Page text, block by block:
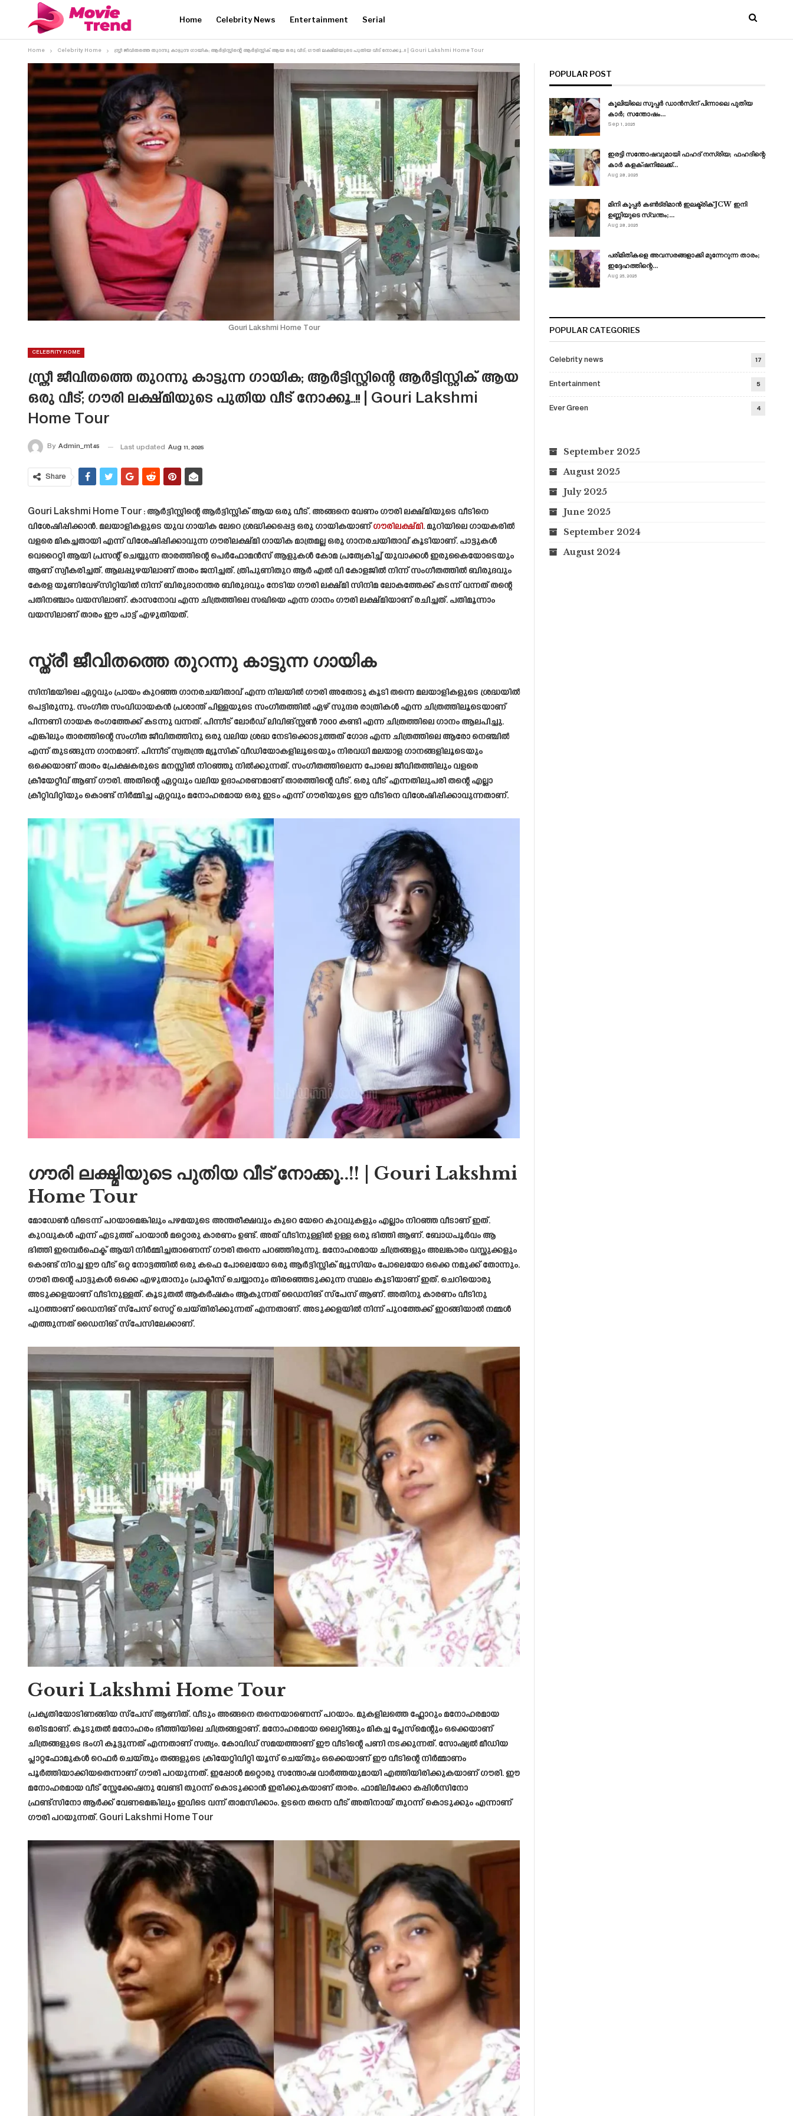
Home Celebrity News Entertainment Serial
Home Celebrity Home സ്ത്രീ ജീവിതത്തെ തുറന്നു കാട്ടുന്ന ഗായിക; ആർട്ടിസ്റ്റിന്റെ ആർട്ടിസ്റ്റിക് ആയ ഒരു വീട്; ഗൗരി ലക്ഷ്മിയുടെ പുതിയ വീട് നോക്കൂ..!! | Gouri Lakshmi Home Tour
Gouri Lakshmi Home Tour
CELEBRITY HOME
സ്ത്രീ ജീവിതത്തെ തുറന്നു കാട്ടുന്ന ഗായിക; ആർട്ടിസ്റ്റിന്റെ ആർട്ടിസ്റ്റിക് ആയ
ഒരു വീട്; ഗൗരി ലക്ഷ്മിയുടെ പുതിയ വീട് നോക്കൂ..!! | Gouri Lakshmi
Home Tour
By Admin_mt45 Last updated Aug 11, 2025
Share
Gouri Lakshmi Home Tour : ആർട്ടിസ്റ്റിന്റെ ആർട്ടിസ്റ്റിക് ആയ ഒരു വീട്. അങ്ങനെ വേണം ഗൗരി ലക്ഷ്മിയുടെ വീടിനെ
വിശേഷിപ്പിക്കാൻ. മലയാളികളുടെ യുവ ഗായിക ലേറെ ശ്രദ്ധിക്കപ്പെട്ട ഒരു ഗായികയാണ്ഗൗരിലക്ഷ്മി. മുറിയിലെ ഗായകരിൽ
വളരെ മികച്ചതായി എന്ന് വിശേഷിപ്പിക്കാവുന്ന ഗൗരിലക്ഷ്മി ഗായിക മാത്രമല്ല ഒരു ഗാനരചയിതാവ് കൂടിയാണ്. പാട്ടുകൾ
വെറൈറ്റി ആയി പ്രസന്റ് ചെയ്യുന്ന താരത്തിന്റെ പെർഫോമൻസ് ആളുകൾ കോമ പ്രത്യേകിച്ച് യുവാക്കൾ ഇരുകൈയോടെയും
ആണ് സ്വീകരിച്ചത്. ആലപ്പുഴയിലാണ് താരം ജനിച്ചത്. ത്രിപുണിതുറ ആർ എൽ വി കോളജിൽ നിന്ന് സംഗീതത്തിൽ ബിരുദവും
കേരള യൂണിവേഴ്സിറ്റിയിൽ നിന്ന് ബിരുദാനന്തര ബിരുദവും നേടിയ ഗൗരി ലക്ഷ്മി സിനിമ ലോകത്തേക്ക് കടന്ന് വന്നത് തന്റെ
പതിനഞ്ചാം വയസിലാണ്. കാസനോവ എന്ന ചിത്രത്തിലെ സഖിയെ എന്ന ഗാനം ഗൗരി ലക്ഷ്മിയാണ് രചിച്ചത്. പതിമൂന്നാം
വയസിലാണ് താരം ഈ പാട്ട് എഴുതിയത്.
സ്ത്രീ ജീവിതത്തെ തുറന്നു കാട്ടുന്ന ഗായിക
സിനിമയിലെ ഏറ്റവും പ്രായം കുറഞ്ഞ ഗാനരചയിതാവ് എന്ന നിലയിൽ ഗൗരി അതോടു കൂടി തന്നെ മലയാളികളുടെ ശ്രദ്ധയിൽ
പെട്ടിരുന്നു. സംഗീത സംവിധായകൻ പ്രശാന്ത് പിള്ളയുടെ സംഗീതത്തിൽ ഏഴ് സുന്ദര രാത്രികൾ എന്ന ചിത്രത്തിലൂടെയാണ്
പിന്നണി ഗായക രംഗത്തേക്ക് കടന്നു വന്നത്. പിന്നീട് ലോർഡ് ലിവിങ്സ്റ്റൺ 7000 കണ്ടി എന്ന ചിത്രത്തിലെ ഗാനം ആലപിച്ചു.
എങ്കിലും താരത്തിന്റെ സംഗീത ജീവിതത്തിനു ഒരു വലിയ ശ്രദ്ധ നേടിക്കൊടുത്തത് ഗോദ എന്ന ചിത്രത്തിലെ ആരോ നെഞ്ചിൽ
എന്ന് തുടങ്ങുന്ന ഗാനമാണ്. പിന്നീട് സ്വതന്ത്ര മ്യൂസിക് വീഡിയോകളിലൂടെയും നിരവധി മലയാള ഗാനങ്ങളിലൂടെയും
ഒക്കെയാണ് താരം പ്രേക്ഷകരുടെ മനസ്സിൽ നിറഞ്ഞു നിൽക്കുന്നത്. സംഗീതത്തിലെന്ന പോലെ ജീവിതത്തിലും വളരെ
ക്രീയേറ്റീവ് ആണ് ഗൗരി. അതിന്റെ ഏറ്റവും വലിയ ഉദാഹരണമാണ് താരത്തിന്റെ വീട്. ഒരു വീട് എന്നതിലുപരി തന്റെ എല്ലാ
ക്രീറ്റിവിറ്റിയും കൊണ്ട് നിർമ്മിച്ച ഏറ്റവും മനോഹരമായ ഒരു ഇടം എന്ന് ഗൗരിയുടെ ഈ വീടിനെ വിശേഷിപ്പിക്കാവുന്നതാണ്.
ഗൗരി ലക്ഷ്മിയുടെ പുതിയ വീട് നോക്കൂ..!! | Gouri Lakshmi
Home Tour
മോഡേൺ വീടെന്ന് പറയാമെങ്കിലും പഴമയുടെ അന്തരീക്ഷവും കുറെ യേറെ കുറവുകളും എല്ലാം നിറഞ്ഞ വീടാണ് ഇത്.
കുറവുകൾ എന്ന് എടുത്ത് പറയാൻ മറ്റൊരു കാരണം ഉണ്ട്. അത് വീടിനുള്ളിൽ ഉള്ള ഒരു ഭിത്തി ആണ്. ബോധപൂർവം ആ
ഭിത്തി ഇമ്പെർഫെക്ട് ആയി നിർമ്മിച്ചതാണെന്ന് ഗൗരി തന്നെ പറഞ്ഞിരുന്നു. മനോഹരമായ ചിത്രങ്ങളും അലങ്കാരം വസ്തുക്കളും
കൊണ്ട് നിറച്ച ഈ വീട് ഒറ്റ നോട്ടത്തിൽ ഒരു കഫെ പോലെയോ ഒരു ആർട്ടിസ്റ്റിക് മ്യൂസിയം പോലെയോ ഒക്കെ നമുക്ക് തോന്നും.
ഗൗരി തന്റെ പാട്ടുകൾ ഒക്കെ എഴുതാനും പ്രാക്ടീസ് ചെയ്യാനും തിരഞ്ഞെടുക്കുന്ന സ്ഥലം കൂടിയാണ് ഇത്. ചെറിയൊരു
അടുക്കളയാണ് വീടിനുള്ളത്. കൂടുതൽ ആകർഷകം ആകുന്നത് ഡൈനിങ് സ്പേസ് ആണ്. അതിനു കാരണം വീടിനു
പുറത്താണ് ഡൈനിങ് സ്പേസ് സെറ്റ് ചെയ്തിരിക്കുന്നത് എന്നതാണ്. അടുക്കളയിൽ നിന്ന് പുറത്തേക്ക് ഇറങ്ങിയാൽ നമ്മൾ
എത്തുന്നത് ഡൈനിങ് സ്പേസിലേക്കാണ്.
Gouri Lakshmi Home Tour
പ്രകൃതിയോടിണങ്ങിയ സ്പേസ് ആണിത്. വീടും അങ്ങനെ തന്നെയാണെന്ന് പറയാം. മുകളിലത്തെ ഫ്ലോറും മനോഹരമായ
ഒരിടമാണ്. കൂടുതൽ മനോഹരം ഭീത്തിയിലെ ചിത്രങ്ങളാണ്. മനോഹരമായ ലൈറ്റിങ്ങും മികച്ച പ്ലേസ്മെന്റും ഒക്കെയാണ്
ചിത്രങ്ങളുടെ ഭംഗി കൂട്ടുന്നത് എന്നതാണ് സത്യം. കോവിഡ് സമയത്താണ് ഈ വീടിന്റെ പണി നടക്കുന്നത്. സോഷ്യൽ മീഡിയ
പ്ലാറ്റഫോമുകൾ റെഫർ ചെയ്തും തങ്ങളുടെ ക്രിയേറ്റിവിറ്റി യൂസ് ചെയ്തും ഒക്കെയാണ് ഈ വീടിന്റെ നിർമ്മാണം
പൂർത്തിയാക്കിയതെന്നാണ് ഗൗരി പറയുന്നത്. ഇപ്പോൾ മറ്റൊരു സന്തോഷ വാർത്തയുമായി എത്തിയിരിക്കുകയാണ് ഗൗരി. ഈ
മനോഹരമായ വീട് സ്റ്റേക്കേഷനു വേണ്ടി തുറന്ന് കൊടുക്കാൻ ഇരിക്കുകയാണ് താരം. ഫാമിലിക്കോ കപ്പിൾസിനോ
ഫ്രണ്ട്‌സിനോ ആർക്ക് വേണമെങ്കിലും ഇവിടെ വന്ന് താമസിക്കാം. ഉടനെ തന്നെ വീട് അതിനായ് തുറന്ന് കൊടുക്കും എന്നാണ്
ഗൗരി പറയുന്നത്. Gouri Lakshmi Home Tour
POPULAR POST
കൂലിയിലെ സൂപ്പർ ഡാൻസിന് പിന്നാലെ പുതിയ
കാർ; സന്തോഷം…
Sep 1, 2025
ഇരട്ടി സന്തോഷവുമായി ഫഹദ് നസ്രിയ; ഫഹദിന്റെ
കാർ കളക്‌ഷനിലേക്ക്…
Aug 28, 2025
മിനി കൂപ്പർ കൺട്രിമാൻ ഇലക്ട്രിക് JCW ഇനി
ഉണ്ണിയുടെ സ്വന്തം;…
Aug 28, 2025
പരിമിതികളെ അവസരങ്ങളാക്കി മുന്നേറുന്ന താരം;
ഇദ്ദേഹത്തിന്റെ…
Aug 25, 2025
POPULAR CATEGORIES
Celebrity news 17
Entertainment 5
Ever Green 4
September 2025
August 2025
July 2025
June 2025
September 2024
August 2024